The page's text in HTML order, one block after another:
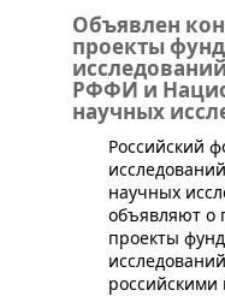
Объявлен
проекты
РФФИ и
научных
​Российский
научных
объявляют о
проекты